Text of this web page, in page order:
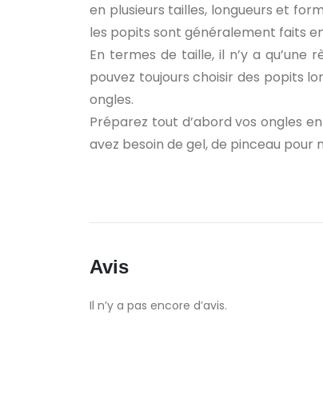
en plusieurs tailles, longueurs et
les popits sont généralement faits
En termes de taille, il n’y a
pouvez toujours choisir des popits
ongles.
Préparez tout d’abord vos ongles
avez besoin de gel, de pinceau
Avis
Il n’y a pas encore d’avis.